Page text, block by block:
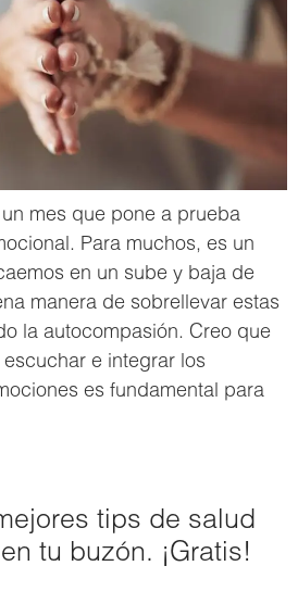
mes que pone a prueba
Para muchos, es un
en un sube y baja de
manera de sobrellevar estas
la autocompasión. Creo que
e integrar los
es fundamental para
tips de salud
tu buzón. ¡Gratis!